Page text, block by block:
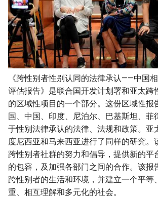
《跨性别者性别认同的法律承认——中国
评估报告》是联合国开发计划署和亚太跨
的区域性项目的一个部分。这份区域性报
国、中国、印度、尼泊尔、巴基斯坦、菲
于性别法律承认的法律、法规和政策。亚
度尼西亚和马来西亚进行了同样的研究。
跨性别者社群的努力和倡导，提供新的平
的包容，及加强各部门之间的合作。该报
跨性别者的生活和环境，并建立一个平等
重、相互理解和多元化的社会。